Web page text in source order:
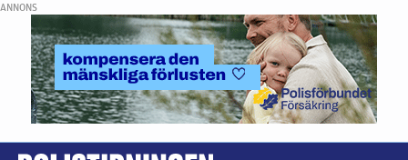
ANNONS